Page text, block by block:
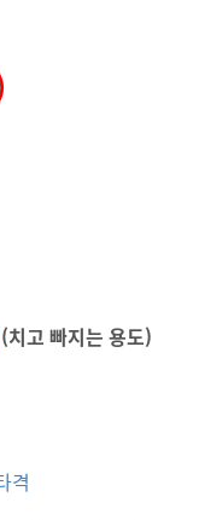
(치고 빠지는 용도)
격